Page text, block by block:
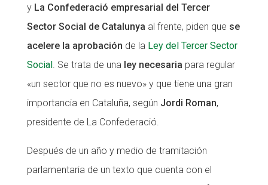
y La Confederació empresarial del Tercer
Sector Social de Catalunya al frente, piden que se
acelere la aprobación de la Ley del Tercer Sector
Social. Se trata de una ley necesaria para regular
«un sector que no es nuevo» y que tiene una gran
importancia en Cataluña, según Jordi Roman,
presidente de La Confederació.
Después de un año y medio de tramitación
parlamentaria de un texto que cuenta con el
CONEIX FUNDESPLAI
La Fundació
Missió i valors
Els comptes clars
Memòria d'activitats
Proposta educativa
ACTUALITAT
CONEIX FUNDESPLAI
La Fundació
Missió i valors
Els comptes clars
Memòria d'activitats
Proposta educativa
ACTUALITAT